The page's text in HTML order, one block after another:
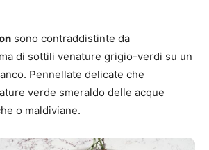
sono contraddistinte da
di sottili venature grigio-verdi su un
Pennellate delicate che
verde smeraldo delle acque
o maldiviane.